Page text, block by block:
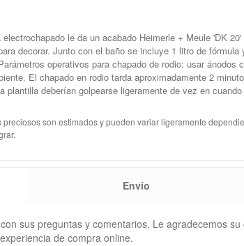
le da un acabado Heimerle + Meule 'DK
decorar. Junto con el baño se incluye 1 litro de
operativos para chapado de rodio: usar ánodos
El chapado en rodio tarda aproximadamente 2
plantilla deberían golpearse ligeramente de vez en
son estimados y pueden variar ligeramente
Envío
sus preguntas y comentarios. Le agradecemos
de compra online.